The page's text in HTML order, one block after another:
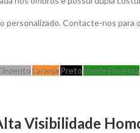
personalizado. Contacte-nos
Laranja PretoVerde Floresta
Visibilidade